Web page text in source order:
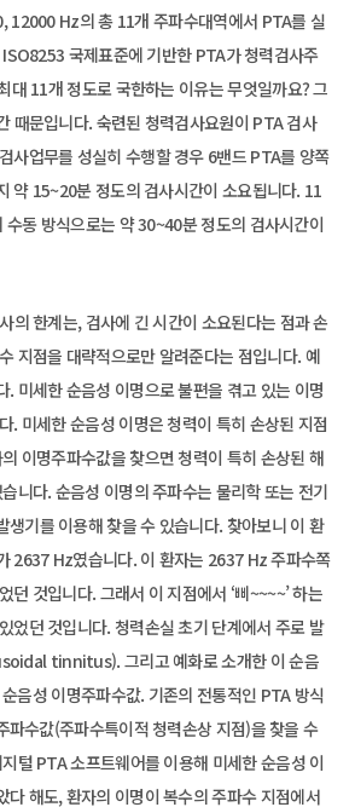
12000 Hz의 총 11개 주파수대역에서 PTA를 실
국제표준에 기반한 PTA가 청력검사주
대 11개 정도로 국한하는 이유는 무엇일까요? 그
때문입니다. 숙련된 청력검사요원이 PTA 검사
사업무를 성실히 수행할 경우 6밴드 PTA를 양쪽
약 15~20분 정도의 검사시간이 소요됩니다. 11
동 방식으로는 약 30~40분 정도의 검사시간이
의 한계는, 검사에 긴 시간이 소요된다는 점과 손
지점을 대략적으로만 알려준다는 점입니다. 예
. 미세한 순음성 이명으로 불편을 겪고 있는 이명
. 미세한 순음성 이명은 청력이 특히 손상된 지점
이명주파수값을 찾으면 청력이 특히 손상된 해
니다. 순음성 이명의 주파수는 물리학 또는 전기
생기를 이용해 찾을 수 있습니다. 찾아보니 이 환
2637 Hz였습니다. 이 환자는 2637 Hz 주파수쪽
던 것입니다. 그래서 이 지점에서 ‘삐~~~~’ 하는
었던 것입니다. 청력손실 초기 단계에서 주로 발
tinnitus). 그리고 예화로 소개한 이 순음
음성 이명주파수값. 기존의 전통적인 PTA 방식
수값(주파수특이적 청력손상 지점)을 찾을 수
털 PTA 소프트웨어를 이용해 미세한 순음성 이
다 해도, 환자의 이명이 복수의 주파수 지점에서